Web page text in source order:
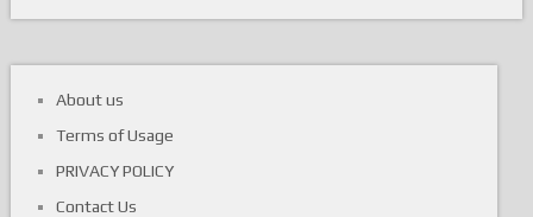
About us
Terms of Usage
PRIVACY POLICY
Contact Us